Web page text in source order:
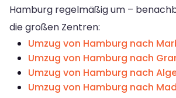
Hamburg regelmäßig um –
die großen Zentren:
Umzug von Hamburg nach
Umzug von Hamburg nach
Umzug von Hamburg nach
Umzug von Hamburg nach